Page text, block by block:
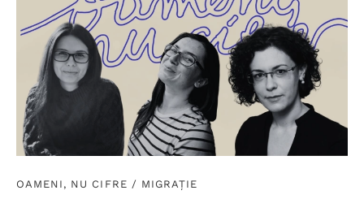
OAMENI, NU CIFRE / MIGRAȚIE